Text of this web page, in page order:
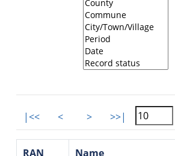
|<< < > >>|
RAN
Name